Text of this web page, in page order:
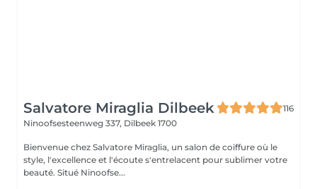
Salvatore Miraglia Dilbeek
116
Ninoofsesteenweg 337, Dilbeek 1700
Bienvenue chez Salvatore Miraglia, un salon de coiffure où le
style, l'excellence et l'écoute s'entrelacent pour sublimer votre
beauté. Situé Ninoofse...